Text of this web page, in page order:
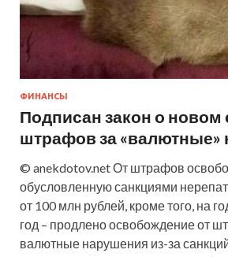
ФИНАНСЫ
Подписан закон о новом
штрафов за «валютные»
© anekdotov.net От штрафов
обусловленную санкциями
от 100 млн рублей, кроме того, на
год – продлено освобождение от
валютные нарушения из-за